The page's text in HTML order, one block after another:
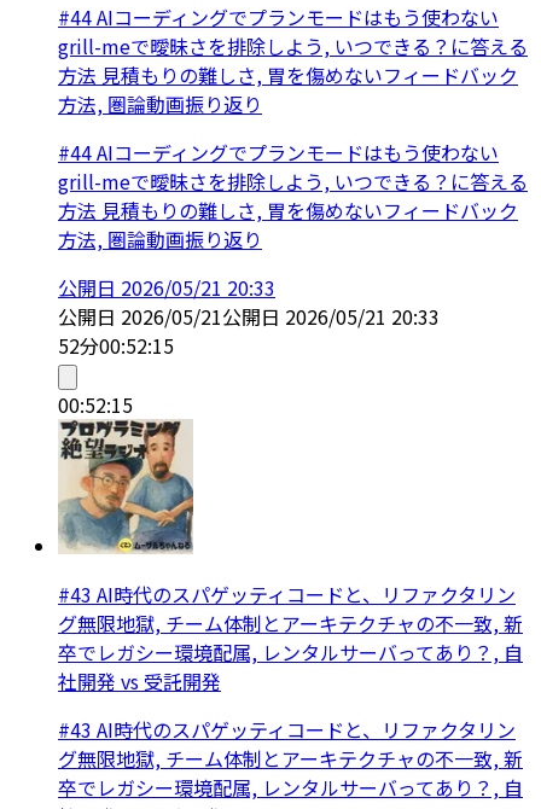
#44 AIコーディングでプランモードはもう使わない
grill-meで曖昧さを排除しよう, いつできる？に答える
方法 見積もりの難しさ, 胃を傷めないフィードバック
方法, 圏論動画振り返り
#44 AIコーディングでプランモードはもう使わない
grill-meで曖昧さを排除しよう, いつできる？に答える
方法 見積もりの難しさ, 胃を傷めないフィードバック
方法, 圏論動画振り返り
公開日 2026/05/21 20:33
公開日 2026/05/21公開日 2026/05/21 20:33
52分00:52:15
00:52:15
#43 AI時代のスパゲッティコードと、リファクタリン
グ無限地獄, チーム体制とアーキテクチャの不一致, 新
卒でレガシー環境配属, レンタルサーバってあり？, 自
社開発 vs 受託開発
#43 AI時代のスパゲッティコードと、リファクタリン
グ無限地獄, チーム体制とアーキテクチャの不一致, 新
卒でレガシー環境配属, レンタルサーバってあり？, 自